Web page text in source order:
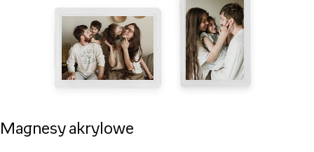
Magnesy akrylowe